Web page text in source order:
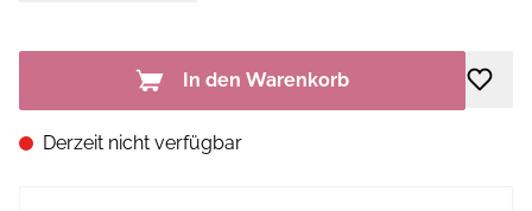
In den Warenkorb
Derzeit nicht verfügbar